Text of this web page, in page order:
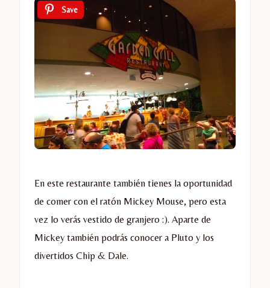
Save
En este restaurante también tienes la oportunidad
de comer con el ratón Mickey Mouse, pero esta
vez lo verás vestido de granjero :). Aparte de
Mickey también podrás conocer a Pluto y los
divertidos Chip & Dale.